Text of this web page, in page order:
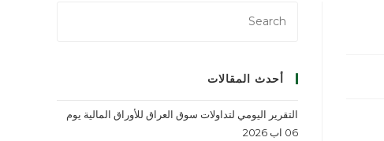
أحدث المقالات
التقرير اليومي لتداولات سوق العراق للأوراق المالية يوم
06 اب 2026